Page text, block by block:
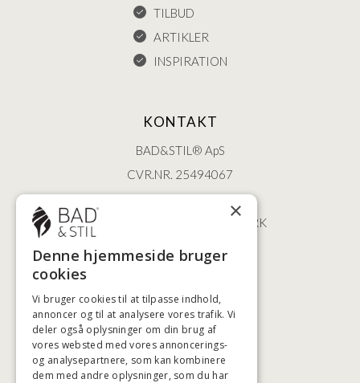
TILBUD
ARTIKLER
INSPIRATION
KONTAKT
BAD&STIL® ApS
CVR.NR. 25494067
ØSTERBROGADE 202
2100 KØBENHAVN • DANMARK
+45 3920 5084
HØJESTE KREDITVÆRDIGHED
×
Denne hjemmeside bruger
cookies
Vi bruger cookies til at tilpasse indhold,
annoncer og til at analysere vores trafik. Vi
deler også oplysninger om din brug af
vores websted med vores annoncerings-
og analysepartnere, som kan kombinere
dem med andre oplysninger, som du har